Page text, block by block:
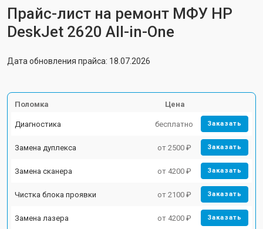
Прайс-лист на ремонт МФУ HP
DeskJet 2620 All-in-One
Дата обновления прайса: 18.07.2026
Поломка Цена
Диагностика бесплатно Заказать
Замена дуплекса от 2500 ₽ Заказать
Замена сканера от 4200 ₽ Заказать
Чистка блока проявки от 2100 ₽ Заказать
Замена лазера от 4200 ₽ Заказать